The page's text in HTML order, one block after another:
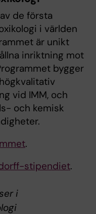
de första
i världen
är unikt
inriktning mot
bygger
vid IMM, och
och kemisk
.
stipendiet.
i